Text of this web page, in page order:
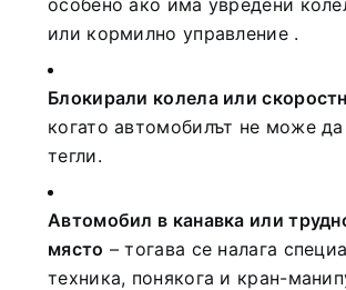
или кормилно управление .
Блокирали колела или
когато автомобилът не може
тегли.
Автомобил в канавка или
място – тогава се налага
техника, понякога и кран-